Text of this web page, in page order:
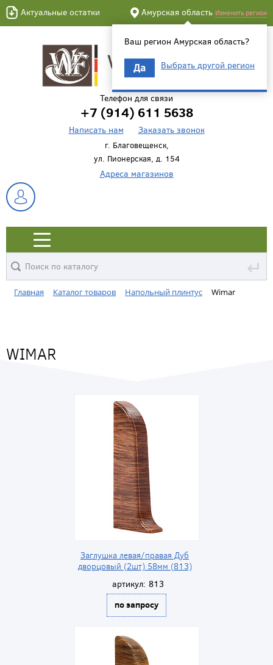
Актуальные остатки Амурская область Изменить регион
Ваш регион Амурская область?
Да Выбрать другой регион
Телефон для связи
+7 (914) 611 5638
Написать нам Заказать звонок
г. Благовещенск,
ул. Пионерская, д. 154
Адреса магазинов
↵
Главная Каталог товаров Напольный плинтус Wimar
WIMAR
Заглушка левая/правая Дуб
дворцовый (2шт) 58мм (813)
артикул: 813
по запросу